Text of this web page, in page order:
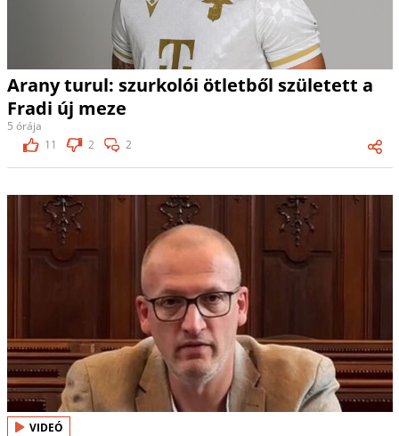
Arany turul: szurkolói ötletből született a
Fradi új meze
5 órája
11
2 2
VIDEÓ